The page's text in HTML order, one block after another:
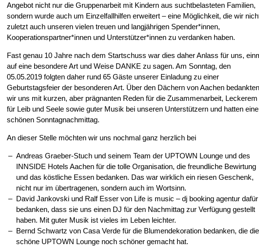
Angebot nicht nur die Gruppenarbeit mit Kindern aus suchtbelasteten Familien,
sondern wurde auch um Einzelfallhilfen erweitert – eine Möglichkeit, die wir
zuletzt auch unseren vielen treuen und langjährigen Spender*innen,
Kooperationspartner*innen und Unterstützer*innen zu verdanken haben.
Fast genau 10 Jahre nach dem Startschuss war dies daher Anlass für uns,
auf eine besondere Art und Weise DANKE zu sagen. Am Sonntag, den
05.05.2019 folgten daher rund 65 Gäste unserer Einladung zu einer
Geburtstagsfeier der besonderen Art. Über den Dächern von Aachen bedankten
wir uns mit kurzen, aber prägnanten Reden für die Zusammenarbeit, Leckerem
für Leib und Seele sowie guter Musik bei unseren Unterstützern und hatten
schönen Sonntagnachmittag.
An dieser Stelle möchten wir uns nochmal ganz herzlich bei
Andreas Graeber-Stuch und seinem Team der UPTOWN Lounge und des
INNSIDE Hotels Aachen für die tolle Organisation, die freundliche Bewirtung
und das köstliche Essen bedanken. Das war wirklich ein riesen Geschenk,
nicht nur im übertragenen, sondern auch im Wortsinn.
David Jankovski und Ralf Esser von Life is music – dj booking agentur dafür
bedanken, dass sie uns einen DJ für den Nachmittag zur Verfügung gestellt
haben. Mit guter Musik ist vieles im Leben leichter.
Bernd Schwartz von Casa Verde für die Blumendekoration bedanken, die die
schöne UPTOWN Lounge noch schöner gemacht hat.